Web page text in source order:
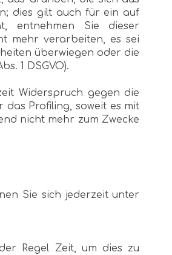
dies gilt auch für ein auf
entnehmen Sie dieser
mehr verarbeiten, es sei
überwiegen oder die
1 DSGVO).
Widerspruch gegen die
Profiling, soweit es mit
nicht mehr zum Zwecke
Sie sich jederzeit unter
Regel Zeit, um dies zu